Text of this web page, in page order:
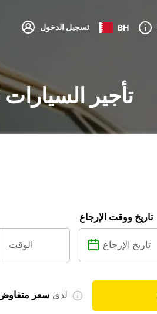
تسجيل الدخول BH
تأجير
تاريخ ووقت الإرجاع
لدي سعر